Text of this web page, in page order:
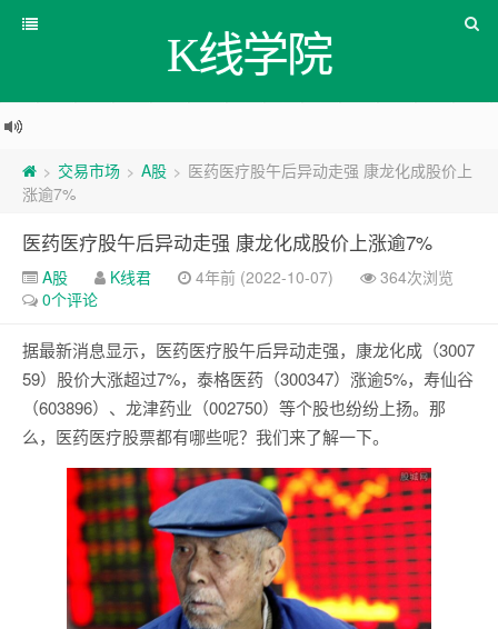
K线学院
> 交易市场 > A股 > 医药医疗股午后异动走强 康龙化成股价上
涨逾7%
医药医疗股午后异动走强 康龙化成股价上涨逾7%
A股 K线君 4年前 (2022-10-07)
364次浏览
0个评论
据最新消息显示，医药医疗股午后异动走强，康龙化成（3007
59）股价大涨超过7%，泰格医药（300347）涨逾5%，寿仙谷
（603896）、龙津药业（002750）等个股也纷纷上扬。那
么，医药医疗股票都有哪些呢？我们来了解一下。